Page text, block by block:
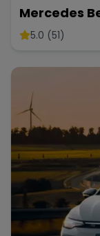
Mercedes
5.0 (51)